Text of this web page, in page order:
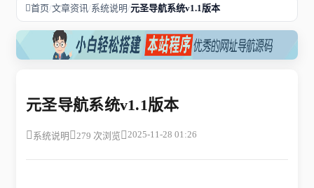
首页/文章资讯/系统说明/元圣导航系统v1.1版本
元圣导航系统v1.1版本
系统说明 279 次浏览 2025-11-28 01:26